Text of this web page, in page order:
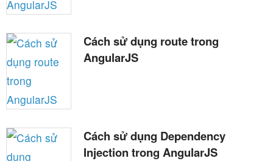
Cách sử dụng route trong
AngularJS
Cách sử dụng Dependency
Injection trong AngularJS